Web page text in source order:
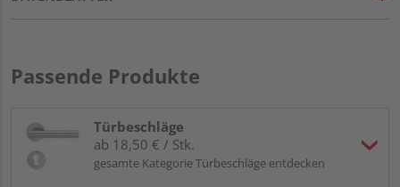
Passende Produkte
Türbeschläge
ab 18,50 € / Stk.
gesamte Kategorie Türbeschläge entdecken